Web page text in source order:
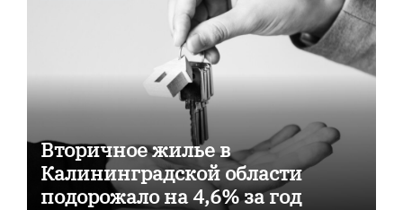
Вторичное жилье в
Калининградской области
подорожало на 4,6% за год